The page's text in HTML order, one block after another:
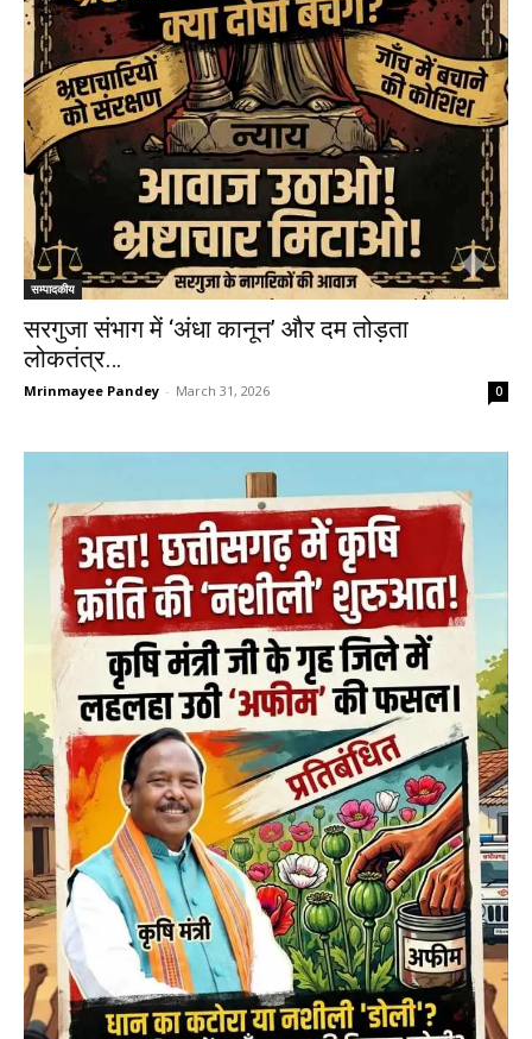
सम्पादकीय
सरगुजा संभाग में ‘अंधा कानून’ और दम तोड़ता
लोकतंत्र…
Mrinmayee Pandey - March 31, 2026 0